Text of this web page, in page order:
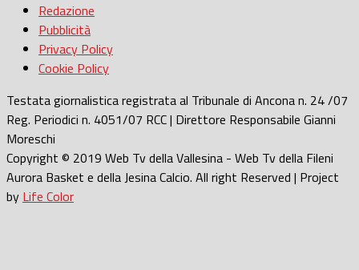
Redazione
Pubblicità
Privacy Policy
Cookie Policy
Testata giornalistica registrata al Tribunale di Ancona n. 24 /07
Reg. Periodici n. 4051/07 RCC | Direttore Responsabile Gianni
Moreschi
Copyright © 2019 Web Tv della Vallesina - Web Tv della Fileni
Aurora Basket e della Jesina Calcio. All right Reserved | Project
by Life Color